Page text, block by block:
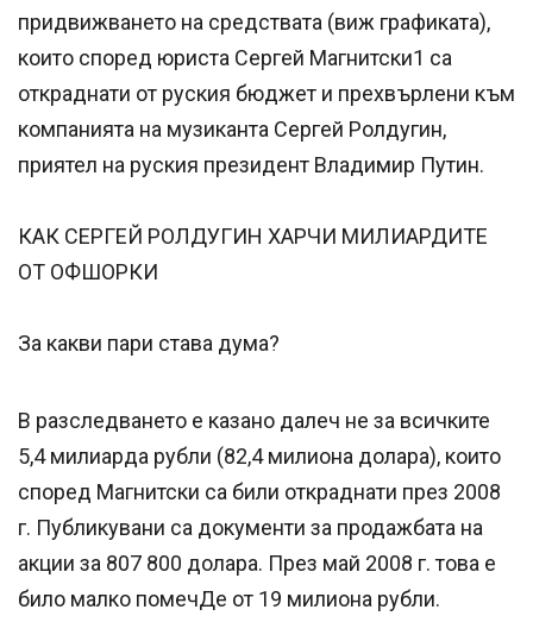
придвижването на средствата (виж графиката),
които според юриста Сергей Магнитски1 са
откраднати от руския бюджет и прехвърлени към
компанията на музиканта Сергей Ролдугин,
приятел на руския президент Владимир Путин.
КАК СЕРГЕЙ РОЛДУГИН ХАРЧИ МИЛИАРДИТЕ
ОТ ОФШОРКИ
За какви пари става дума?
В разследването е казано далеч не за всичките
5,4 милиарда рубли (82,4 милиона долара), които
според Магнитски са били откраднати през 2008
г. Публикувани са документи за продажбата на
акции за 807 800 долара. През май 2008 г. това е
било малко помечДе от 19 милиона рубли.